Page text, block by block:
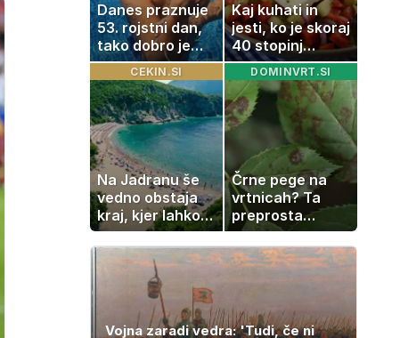
Danes praznuje
53. rojstni dan,
tako dobro je
videti znana
Slovenka
Kaj kuhati in
jesti, ko je skoraj
40 stopinj
Celzija: 5 kosil
brez prižiganja
pečice
CEKIN.SI
Na Jadranu še
vedno obstaja
kraj, kjer lahko
dopustujete
poceni:
nastanitev že od
10 evrov, kosilo
za pet evrov
DOMINVRT.SI
Črne pege na
vrtnicah? Ta
preprosta
sestavina
pomaga
preprečiti
težavo
Vojna zaradi vedra: 'Tudi, če ni